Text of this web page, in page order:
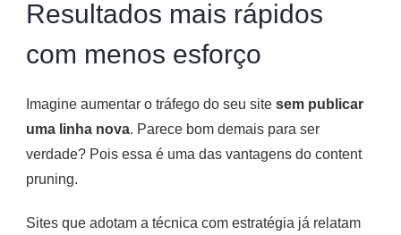
Resultados mais rápidos
com menos esforço
Imagine aumentar o tráfego do seu site sem publicar
uma linha nova. Parece bom demais para ser
verdade? Pois essa é uma das vantagens do content
pruning.
Sites que adotam a técnica com estratégia já relatam